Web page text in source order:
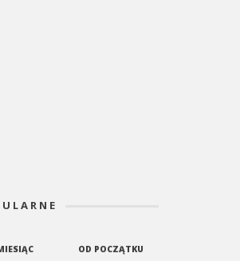
OD POCZĄTKU